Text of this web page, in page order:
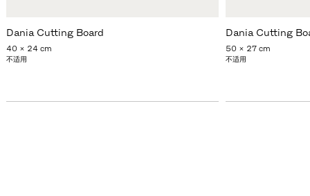
Dania Cutting Board
40 x 24 cm
不适用
Dania Cutting
50 x 27 cm
不适用